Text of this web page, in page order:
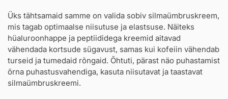
Üks tähtsamaid samme on valida sobiv silmaümbruskreem,
mis tagab optimaalse niisutuse ja elastsuse. Näiteks
hüaluroonhappe ja peptiididega kreemid aitavad
vähendada kortsude sügavust, samas kui kofeiin vähendab
turseid ja tumedaid rõngaid. Õhtuti, pärast näo puhastamist
õrna puhastusvahendiga, kasuta niisutavat ja taastavat
silmaümbruskreemi.